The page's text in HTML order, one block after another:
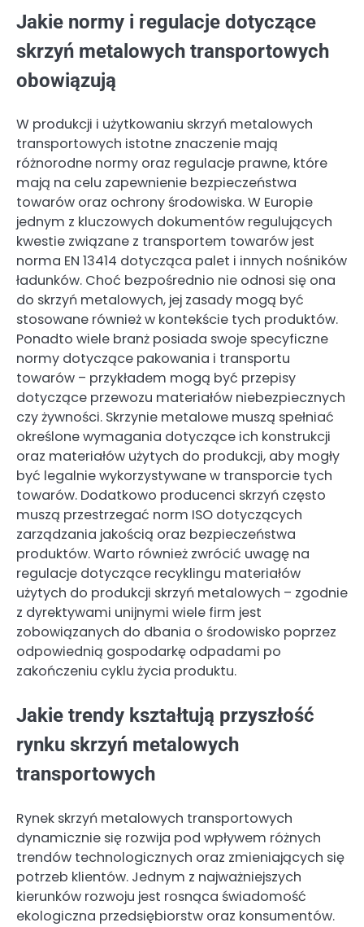
Jakie normy i regulacje dotyczące
skrzyń metalowych transportowych
obowiązują
W produkcji i użytkowaniu skrzyń metalowych
transportowych istotne znaczenie mają
różnorodne normy oraz regulacje prawne, które
mają na celu zapewnienie bezpieczeństwa
towarów oraz ochrony środowiska. W Europie
jednym z kluczowych dokumentów regulujących
kwestie związane z transportem towarów jest
norma EN 13414 dotycząca palet i innych nośników
ładunków. Choć bezpośrednio nie odnosi się ona
do skrzyń metalowych, jej zasady mogą być
stosowane również w kontekście tych produktów.
Ponadto wiele branż posiada swoje specyficzne
normy dotyczące pakowania i transportu
towarów – przykładem mogą być przepisy
dotyczące przewozu materiałów niebezpiecznych
czy żywności. Skrzynie metalowe muszą spełniać
określone wymagania dotyczące ich konstrukcji
oraz materiałów użytych do produkcji, aby mogły
być legalnie wykorzystywane w transporcie tych
towarów. Dodatkowo producenci skrzyń często
muszą przestrzegać norm ISO dotyczących
zarządzania jakością oraz bezpieczeństwa
produktów. Warto również zwrócić uwagę na
regulacje dotyczące recyklingu materiałów
użytych do produkcji skrzyń metalowych – zgodnie
z dyrektywami unijnymi wiele firm jest
zobowiązanych do dbania o środowisko poprzez
odpowiednią gospodarkę odpadami po
zakończeniu cyklu życia produktu.
Jakie trendy kształtują przyszłość
rynku skrzyń metalowych
transportowych
Rynek skrzyń metalowych transportowych
dynamicznie się rozwija pod wpływem różnych
trendów technologicznych oraz zmieniających się
potrzeb klientów. Jednym z najważniejszych
kierunków rozwoju jest rosnąca świadomość
ekologiczna przedsiębiorstw oraz konsumentów.